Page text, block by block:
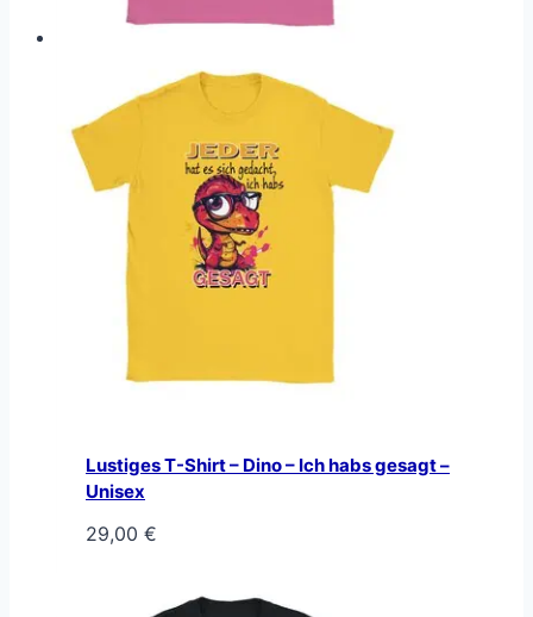
Lustiges T-Shirt – Dino – Ich habs gesagt –
Unisex
29,00 €